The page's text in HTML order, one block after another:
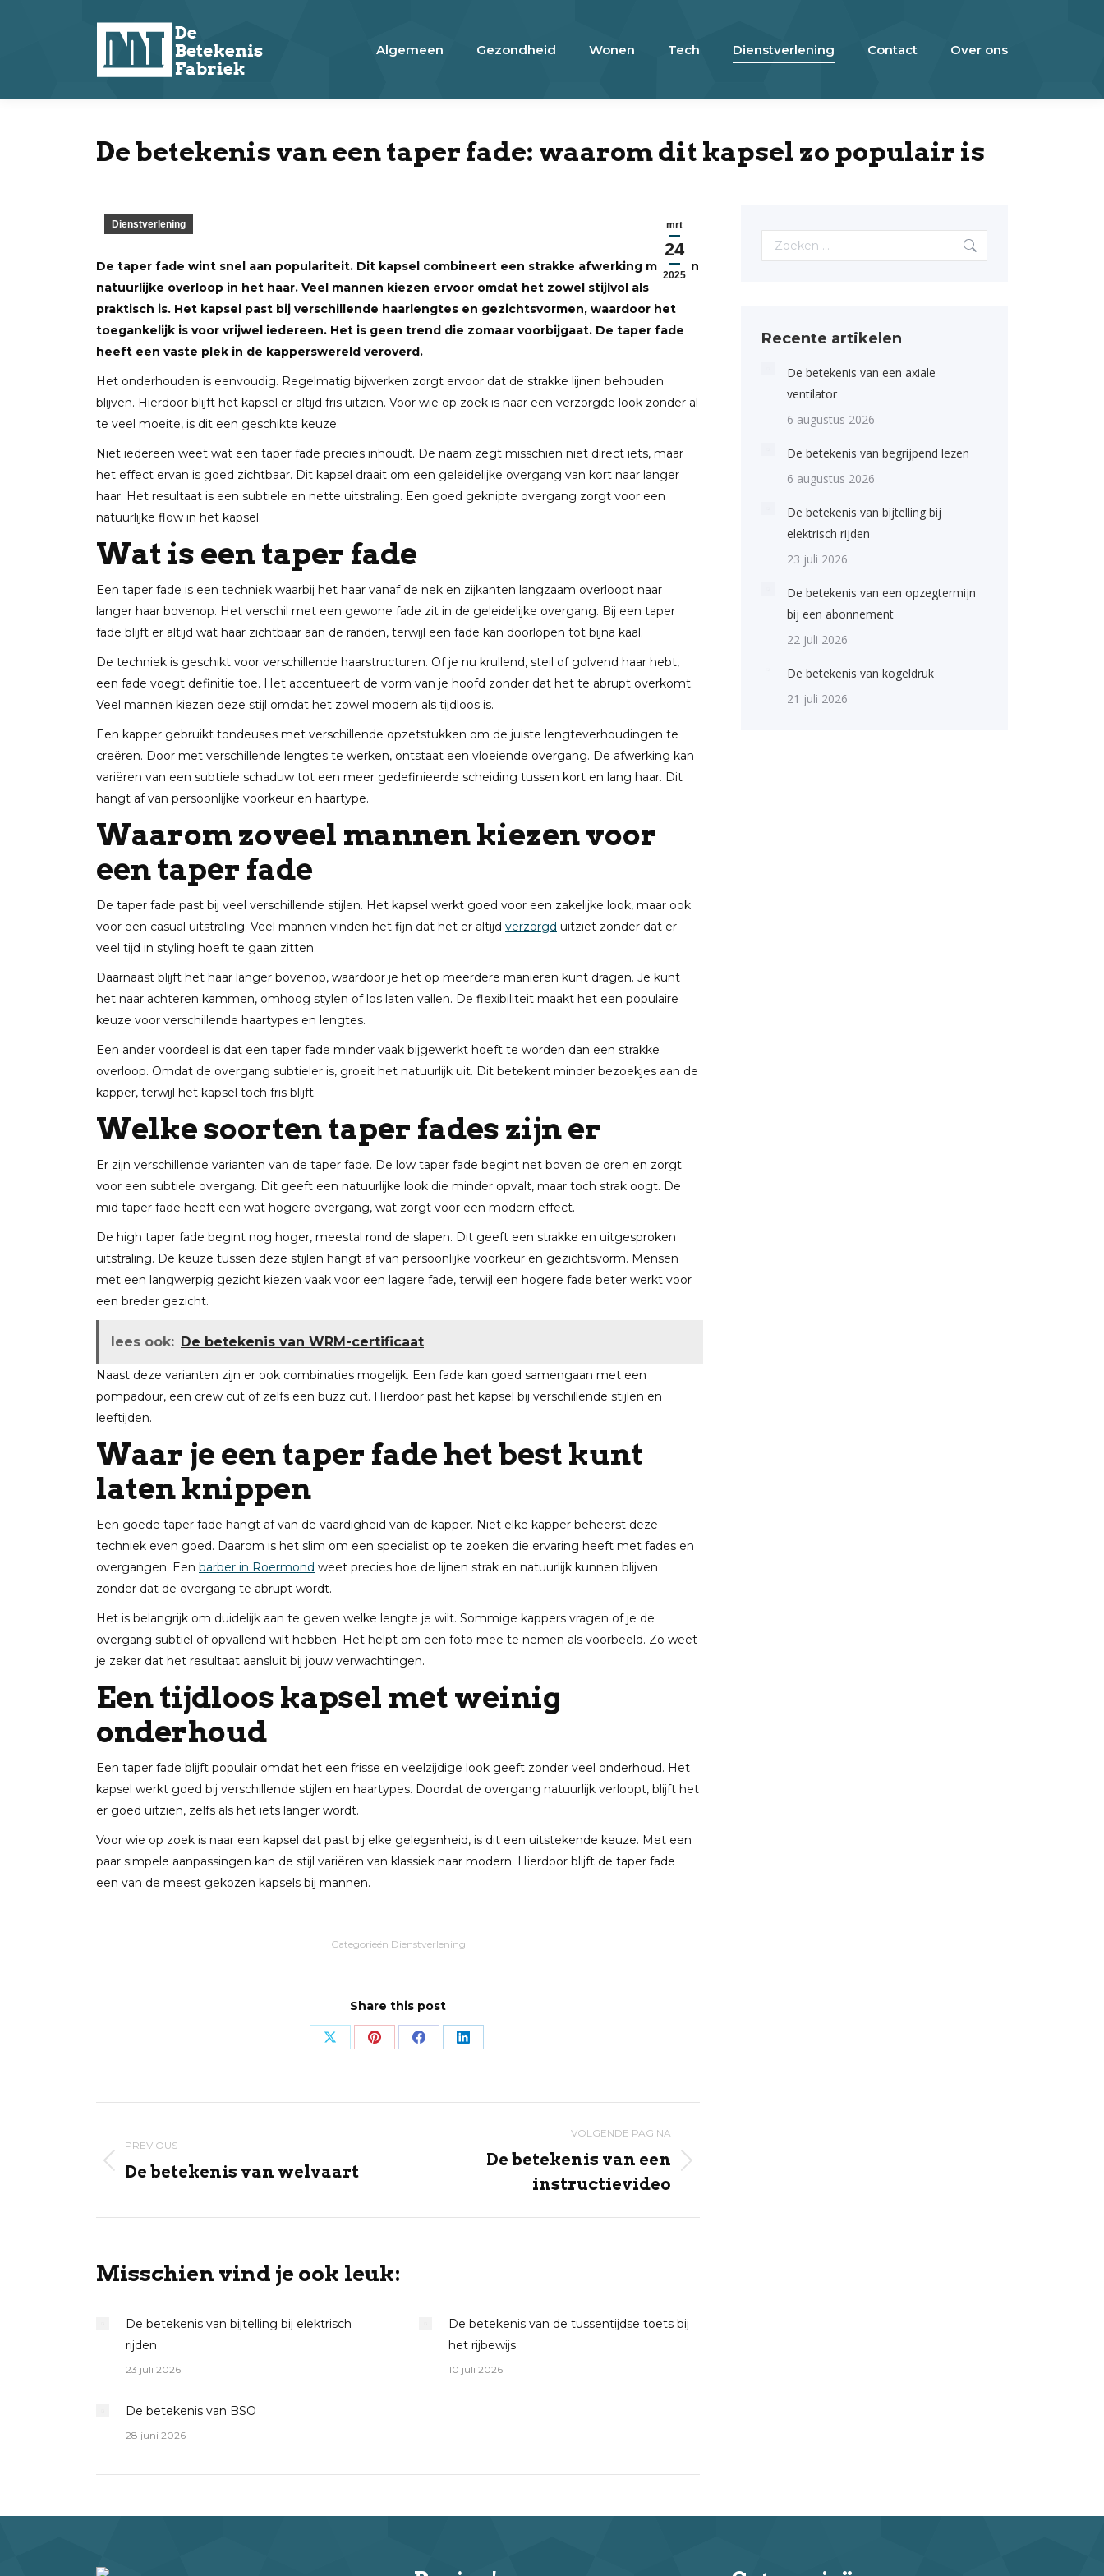
Algemeen Gezondheid Wonen Tech Dienstverlening Contact Over ons
De betekenis van een taper fade: waarom dit kapsel zo populair is
mrt
24
2025
Dienstverlening
De taper fade wint snel aan populariteit. Dit kapsel combineert een strakke afwerking met een
natuurlijke overloop in het haar. Veel mannen kiezen ervoor omdat het zowel stijlvol als
praktisch is. Het kapsel past bij verschillende haarlengtes en gezichtsvormen, waardoor het
toegankelijk is voor vrijwel iedereen. Het is geen trend die zomaar voorbijgaat. De taper fade
heeft een vaste plek in de kapperswereld veroverd.
Het onderhouden is eenvoudig. Regelmatig bijwerken zorgt ervoor dat de strakke lijnen behouden
blijven. Hierdoor blijft het kapsel er altijd fris uitzien. Voor wie op zoek is naar een verzorgde look zonder al
te veel moeite, is dit een geschikte keuze.
Niet iedereen weet wat een taper fade precies inhoudt. De naam zegt misschien niet direct iets, maar
het effect ervan is goed zichtbaar. Dit kapsel draait om een geleidelijke overgang van kort naar langer
haar. Het resultaat is een subtiele en nette uitstraling. Een goed geknipte overgang zorgt voor een
natuurlijke flow in het kapsel.
Wat is een taper fade
Een taper fade is een techniek waarbij het haar vanaf de nek en zijkanten langzaam overloopt naar
langer haar bovenop. Het verschil met een gewone fade zit in de geleidelijke overgang. Bij een taper
fade blijft er altijd wat haar zichtbaar aan de randen, terwijl een fade kan doorlopen tot bijna kaal.
De techniek is geschikt voor verschillende haarstructuren. Of je nu krullend, steil of golvend haar hebt,
een fade voegt definitie toe. Het accentueert de vorm van je hoofd zonder dat het te abrupt overkomt.
Veel mannen kiezen deze stijl omdat het zowel modern als tijdloos is.
Een kapper gebruikt tondeuses met verschillende opzetstukken om de juiste lengteverhoudingen te
creëren. Door met verschillende lengtes te werken, ontstaat een vloeiende overgang. De afwerking kan
variëren van een subtiele schaduw tot een meer gedefinieerde scheiding tussen kort en lang haar. Dit
hangt af van persoonlijke voorkeur en haartype.
Waarom zoveel mannen kiezen voor
een taper fade
De taper fade past bij veel verschillende stijlen. Het kapsel werkt goed voor een zakelijke look, maar ook
voor een casual uitstraling. Veel mannen vinden het fijn dat het er altijd verzorgd uitziet zonder dat er
veel tijd in styling hoeft te gaan zitten.
Daarnaast blijft het haar langer bovenop, waardoor je het op meerdere manieren kunt dragen. Je kunt
het naar achteren kammen, omhoog stylen of los laten vallen. De flexibiliteit maakt het een populaire
keuze voor verschillende haartypes en lengtes.
Een ander voordeel is dat een taper fade minder vaak bijgewerkt hoeft te worden dan een strakke
overloop. Omdat de overgang subtieler is, groeit het natuurlijk uit. Dit betekent minder bezoekjes aan de
kapper, terwijl het kapsel toch fris blijft.
Welke soorten taper fades zijn er
Er zijn verschillende varianten van de taper fade. De low taper fade begint net boven de oren en zorgt
voor een subtiele overgang. Dit geeft een natuurlijke look die minder opvalt, maar toch strak oogt. De
mid taper fade heeft een wat hogere overgang, wat zorgt voor een modern effect.
De high taper fade begint nog hoger, meestal rond de slapen. Dit geeft een strakke en uitgesproken
uitstraling. De keuze tussen deze stijlen hangt af van persoonlijke voorkeur en gezichtsvorm. Mensen
met een langwerpig gezicht kiezen vaak voor een lagere fade, terwijl een hogere fade beter werkt voor
een breder gezicht.
lees ook: De betekenis van WRM-certificaat
Naast deze varianten zijn er ook combinaties mogelijk. Een fade kan goed samengaan met een
pompadour, een crew cut of zelfs een buzz cut. Hierdoor past het kapsel bij verschillende stijlen en
leeftijden.
Waar je een taper fade het best kunt
laten knippen
Een goede taper fade hangt af van de vaardigheid van de kapper. Niet elke kapper beheerst deze
techniek even goed. Daarom is het slim om een specialist op te zoeken die ervaring heeft met fades en
overgangen. Een barber in Roermond weet precies hoe de lijnen strak en natuurlijk kunnen blijven
zonder dat de overgang te abrupt wordt.
Het is belangrijk om duidelijk aan te geven welke lengte je wilt. Sommige kappers vragen of je de
overgang subtiel of opvallend wilt hebben. Het helpt om een foto mee te nemen als voorbeeld. Zo weet
je zeker dat het resultaat aansluit bij jouw verwachtingen.
Een tijdloos kapsel met weinig
onderhoud
Een taper fade blijft populair omdat het een frisse en veelzijdige look geeft zonder veel onderhoud. Het
kapsel werkt goed bij verschillende stijlen en haartypes. Doordat de overgang natuurlijk verloopt, blijft het
er goed uitzien, zelfs als het iets langer wordt.
Voor wie op zoek is naar een kapsel dat past bij elke gelegenheid, is dit een uitstekende keuze. Met een
paar simpele aanpassingen kan de stijl variëren van klassiek naar modern. Hierdoor blijft de taper fade
een van de meest gekozen kapsels bij mannen.
Categorieën Dienstverlening
Share this post
Share Share Share Share
navigation
PREVIOUS
Previous
De betekenis van welvaart
VOLGENDE PAGINA
De betekenis van een
instructievideo
Misschien vind je ook leuk:
De betekenis van bijtelling bij elektrisch
rijden
23 juli 2026
De betekenis van de tussentijdse toets bij
het rijbewijs
10 juli 2026
De betekenis van BSO
28 juni 2026
Search:
Recente artikelen
De betekenis van een axiale
ventilator
6 augustus 2026
De betekenis van begrijpend lezen
6 augustus 2026
De betekenis van bijtelling bij
elektrisch rijden
23 juli 2026
De betekenis van een opzegtermijn
bij een abonnement
22 juli 2026
De betekenis van kogeldruk
21 juli 2026